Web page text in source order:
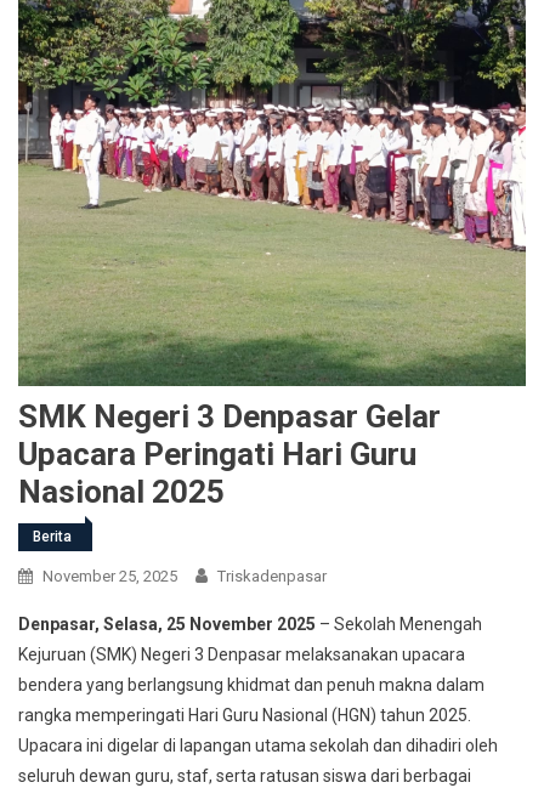
SMK Negeri 3 Denpasar Gelar
Upacara Peringati Hari Guru
Nasional 2025
Berita
November 25, 2025 Triskadenpasar
Denpasar, Selasa, 25 November 2025 – Sekolah Menengah
Kejuruan (SMK) Negeri 3 Denpasar melaksanakan upacara
bendera yang berlangsung khidmat dan penuh makna dalam
rangka memperingati Hari Guru Nasional (HGN) tahun 2025.
Upacara ini digelar di lapangan utama sekolah dan dihadiri oleh
seluruh dewan guru, staf, serta ratusan siswa dari berbagai